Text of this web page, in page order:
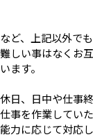
など、上記以外で
難しい事はなくお
います。
休日、日中や仕事
仕事を作業してい
能力に応じて対応